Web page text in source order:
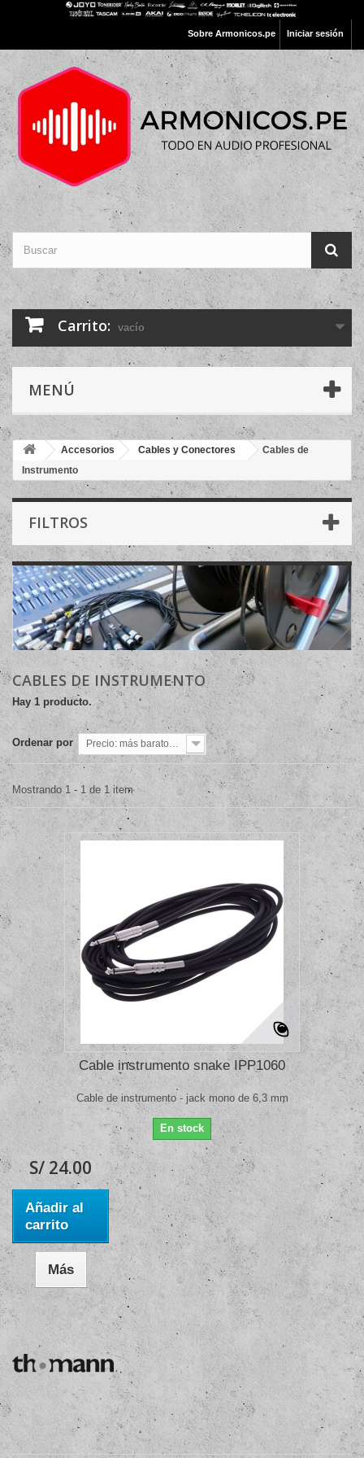
Iniciar sesión
Sobre Armonicos.pe
Carrito: vacío
MENÚ
Accesorios Cables y Conectores
Cables de
Instrumento
FILTROS
CABLES DE INSTRUMENTO
Hay 1 producto.
Ordenar por
Mostrando 1 - 1 de 1 item
Cable instrumento snake IPP1060
Cable de instrumento - jack mono de 6,3 mm
En stock
S/ 24.00
Añadir al
carrito
Más